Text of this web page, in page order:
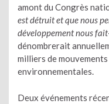
amont du Congrès
est détruit et que nous
développement nous
dénombrerait
milliers de
environnementales.
Deux événements